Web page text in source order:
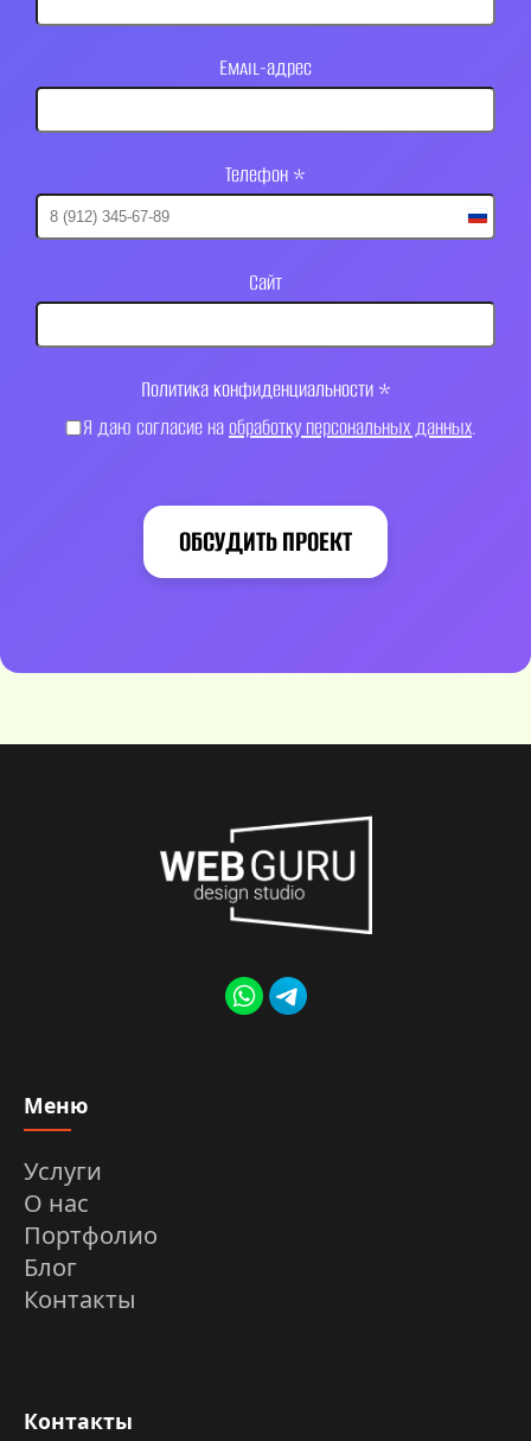
Email-адрес
Телефон *
Russia
Сайт
Политика конфиденциальности *
Я даю согласие наобработку персональных данных.
ОБСУДИТЬ ПРОЕКТ
Меню
Услуги
О нас
Портфолио
Блог
Контакты
Контакты